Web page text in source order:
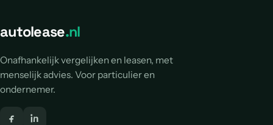
autolease.nl
Onafhankelijk vergelijken en leasen, met
menselijk advies. Voor particulier en
ondernemer.